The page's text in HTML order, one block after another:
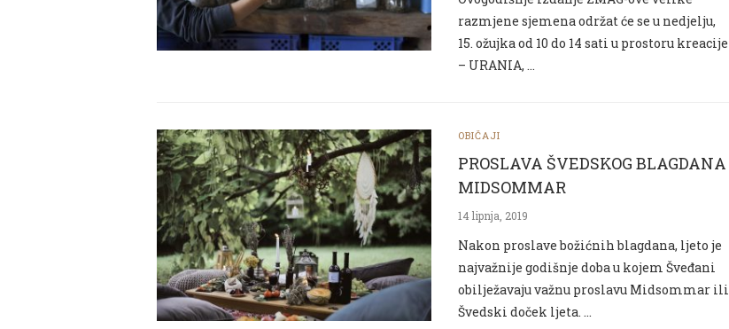
razmjene sjemena održat će se u nedjelju,
15. ožujka od 10 do 14 sati u prostoru kreacije
– URANIA, …
OBIČAJI
PROSLAVA ŠVEDSKOG BLAGDANA
MIDSOMMAR
14 lipnja, 2019
Nakon proslave božićnih blagdana, ljeto je
najvažnije godišnje doba u kojem Šveđani
obilježavaju važnu proslavu Midsommar ili
Švedski doček ljeta. …